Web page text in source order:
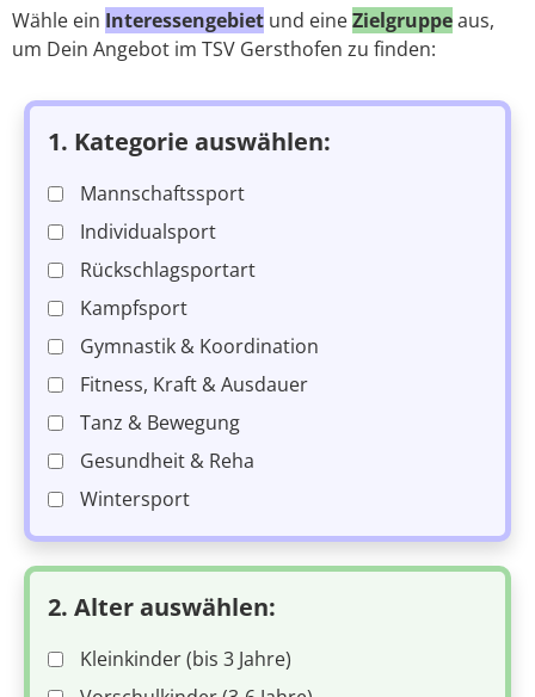
Wähle ein Interessengebiet und eineZielgruppeaus,
um Dein Angebot im TSV Gersthofen zu finden:
1. Kategorie auswählen:
Mannschaftssport
Individualsport
Rückschlagsportart
Kampfsport
Gymnastik & Koordination
Fitness, Kraft & Ausdauer
Tanz & Bewegung
Gesundheit & Reha
Wintersport
2. Alter auswählen:
Kleinkinder (bis 3 Jahre)